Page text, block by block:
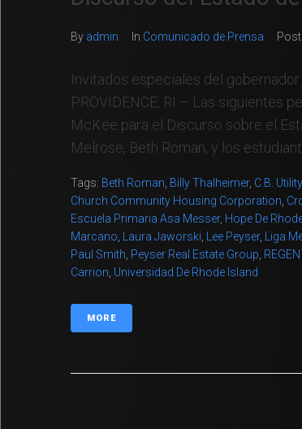
By admin In Comunicado de Prensa
Invitados especiales del
PROVIDENCE, RI – Las siguientes
McKee para el Discurso sobre el
Melrose, Beth Roman, y los
Tags: Beth Roman Billy Thalheimer, C.B.
Church Community Housing Corporation
Escuela Primaria Asa Messer, Hope De
Marcano
Laura Jaworski Lee Peyser, Liga
Paul Smith Peyser Real Estate Group
Carrion Universidad De Rhode Island
MORE